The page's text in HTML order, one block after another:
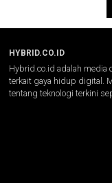
HYBRID.CO.ID
Hybrid.co.id adalah media
terkait gaya hidup digital.
tentang teknologi terkini